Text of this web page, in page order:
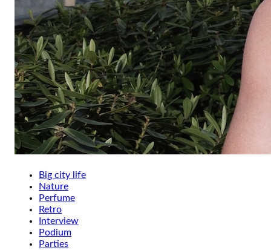
Big city life
Nature
Perfume
Retro
Interview
Podium
Parties